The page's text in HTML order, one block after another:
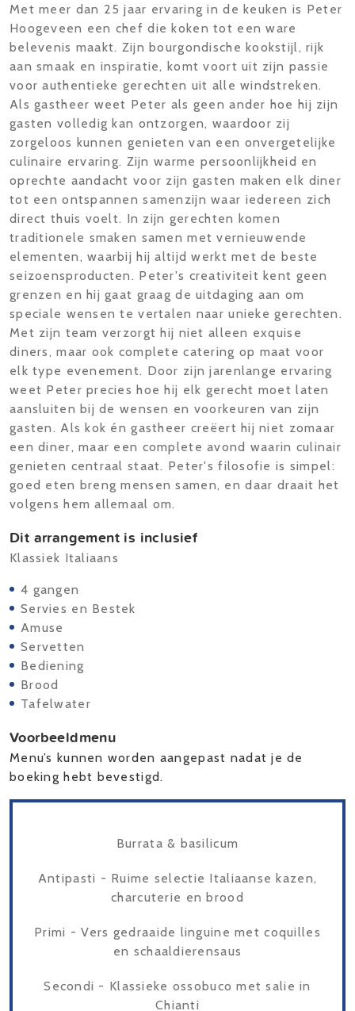
Met meer dan 25 jaar ervaring in de keuken is Peter
Hoogeveen een chef die koken tot een ware
belevenis maakt. Zijn bourgondische kookstijl, rijk
aan smaak en inspiratie, komt voort uit zijn passie
voor authentieke gerechten uit alle windstreken.
Als gastheer weet Peter als geen ander hoe hij zijn
gasten volledig kan ontzorgen, waardoor zij
zorgeloos kunnen genieten van een onvergetelijke
culinaire ervaring. Zijn warme persoonlijkheid en
oprechte aandacht voor zijn gasten maken elk diner
tot een ontspannen samenzijn waar iedereen zich
direct thuis voelt. In zijn gerechten komen
traditionele smaken samen met vernieuwende
elementen, waarbij hij altijd werkt met de beste
seizoensproducten. Peter's creativiteit kent geen
grenzen en hij gaat graag de uitdaging aan om
speciale wensen te vertalen naar unieke gerechten.
Met zijn team verzorgt hij niet alleen exquise
diners, maar ook complete catering op maat voor
elk type evenement. Door zijn jarenlange ervaring
weet Peter precies hoe hij elk gerecht moet laten
aansluiten bij de wensen en voorkeuren van zijn
gasten. Als kok én gastheer creëert hij niet zomaar
een diner, maar een complete avond waarin culinair
genieten centraal staat. Peter's filosofie is simpel:
goed eten breng mensen samen, en daar draait het
volgens hem allemaal om.
Dit arrangement is inclusief
Klassiek Italiaans
4 gangen
Servies en Bestek
Amuse
Servetten
Bediening
Brood
Tafelwater
Voorbeeldmenu
Menu’s kunnen worden aangepast nadat je de
boeking hebt bevestigd.
Burrata & basilicum
Antipasti - Ruime selectie Italiaanse kazen,
charcuterie en brood
Primi - Vers gedraaide linguine met coquilles
en schaaldierensaus
Secondi - Klassieke ossobuco met salie in
Chianti